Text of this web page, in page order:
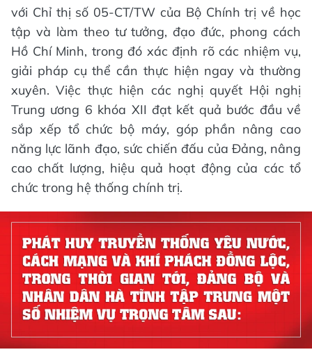
với Chỉ thị số 05-CT/TW của Bộ Chính trị về học
tập và làm theo tư tưởng, đạo đức, phong cách
Hồ Chí Minh, trong đó xác định rõ các nhiệm vụ,
giải pháp cụ thể cần thực hiện ngay và thường
xuyên. Việc thực hiện các nghị quyết Hội nghị
Trung ương 6 khóa XII đạt kết quả bước đầu về
sắp xếp tổ chức bộ máy, góp phần nâng cao
năng lực lãnh đạo, sức chiến đấu của Đảng, nâng
cao chất lượng, hiệu quả hoạt động của các tổ
chức trong hệ thống chính trị.